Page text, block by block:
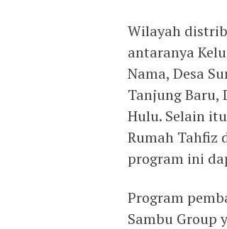
Wilayah
antaranya
Nama, Desa
Tanjung Baru,
Hulu. Selain
Rumah Tahfiz
program ini
Program
Sambu Group